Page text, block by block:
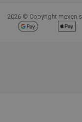
2026 © Copyright